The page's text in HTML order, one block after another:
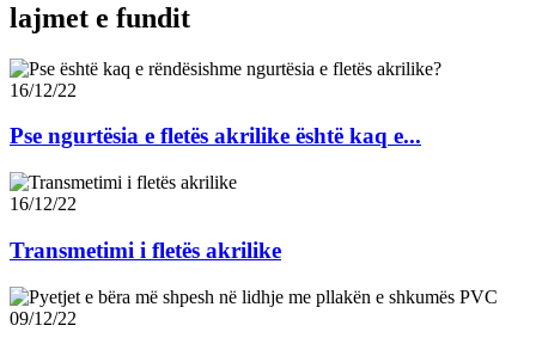
lajmet e fundit
16/12/22
Pse ngurtësia e fletës akrilike është kaq e...
16/12/22
Transmetimi i fletës akrilike
09/12/22